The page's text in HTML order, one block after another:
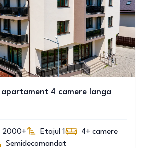
4 camere langa
2000+ Etajul 1 4+ camere
Semidecomandat